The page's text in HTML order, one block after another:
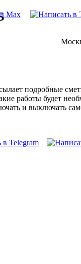
подробные
работы будет
и выключать